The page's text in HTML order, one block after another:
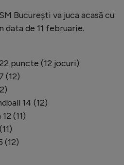
Bucureşti va juca acasă cu
data de 11 februarie.
puncte (12 jocuri)
(12)
14 (12)
(11)
(12)